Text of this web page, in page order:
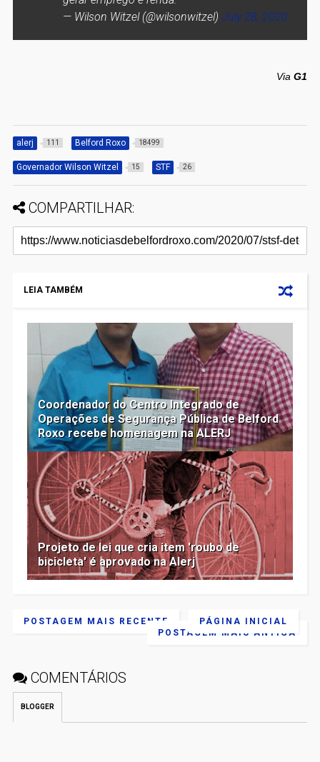
— Wilson Witzel (@wilsonwitzel) July 28, 2020
ViaG1
alerj 111 Belford Roxo 18499
Governador Wilson Witzel 15 STF 26
COMPARTILHAR:
LEIA TAMBÉM
Coordenador do Centro Integrado de
Operações de Segurança Pública de Belford
Roxo recebe homenagem na ALERJ
Projeto de lei que cria item 'roubo de
bicicleta' é aprovado na Alerj
POSTAGEM MAIS RECENTE
POSTAGEM MAIS ANTIGA
PÁGINA INICIAL
COMENTÁRIOS
BLOGGER